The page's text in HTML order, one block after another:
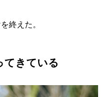
終えた。
てきている